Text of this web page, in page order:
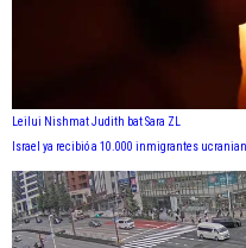
Leilui Nishmat Judith bat Sara ZL
Israel ya recibió a 10.000 inmigrantes